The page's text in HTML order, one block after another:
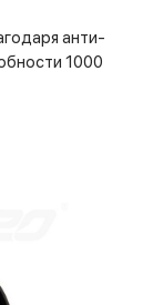
анти-
1000